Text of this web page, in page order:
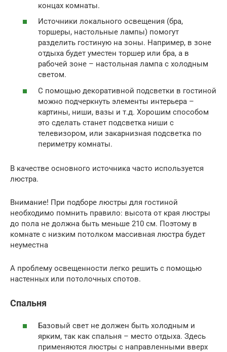
концах комнаты.
Источники локального освещения (бра,
торшеры, настольные лампы) помогут
разделить гостиную на зоны. Например, в зоне
отдыха будет уместен торшер или бра, а в
рабочей зоне – настольная лампа с холодным
светом.
С помощью декоративной подсветки в гостиной
можно подчеркнуть элементы интерьера –
картины, ниши, вазы и т.д. Хорошим способом
это сделать станет подсветка ниши с
телевизором, или закарнизная подсветка по
периметру комнаты.
В качестве основного источника часто используется
люстра.
Внимание! При подборе люстры для гостиной
необходимо помнить правило: высота от края люстры
до пола не должна быть меньше 210 см. Поэтому в
комнате с низким потолком массивная люстра будет
неуместна
А проблему освещенности легко решить с помощью
настенных или потолочных спотов.
Спальня
Базовый свет не должен быть холодным и
ярким, так как спальня – место отдыха. Здесь
применяются люстры с направленными вверх